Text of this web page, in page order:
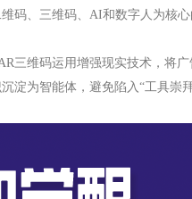
码、三维码、AI和数字人为核
三维码运用增强现实技术，将
淀为智能体，避免陷入“工具崇